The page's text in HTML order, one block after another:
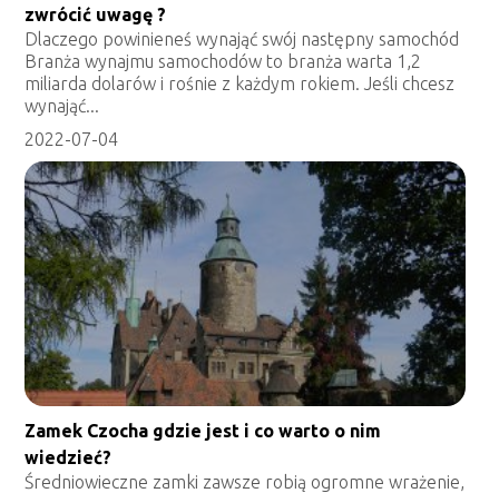
zwrócić uwagę ?
Dlaczego powinieneś wynająć swój następny samochód
Branża wynajmu samochodów to branża warta 1,2
miliarda dolarów i rośnie z każdym rokiem. Jeśli chcesz
wynająć...
2022-07-04
Zamek Czocha gdzie jest i co warto o nim
wiedzieć?
Średniowieczne zamki zawsze robią ogromne wrażenie,